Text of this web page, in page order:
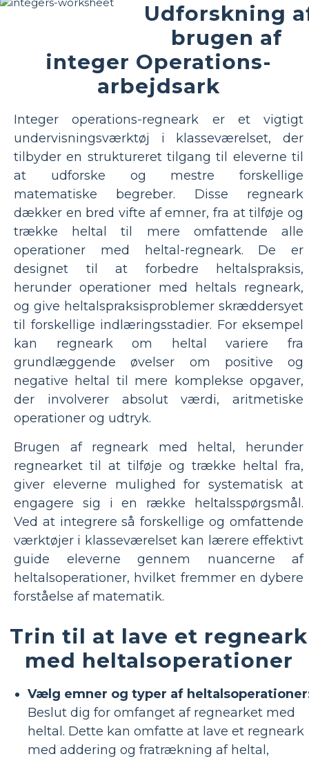
Udforskning
brugen af ​​
integer Operations-
arbejdsark
Integer operations-regneark er et vigtigt
undervisningsværktøj i klasseværelset, der
tilbyder en struktureret tilgang til eleverne til
at udforske og mestre forskellige
matematiske begreber. Disse regneark
dækker en bred vifte af emner, fra at tilføje og
trække heltal til mere omfattende alle
operationer med heltal-regneark. De er
designet til at forbedre heltalspraksis,
herunder operationer med heltals regneark,
og give heltalspraksisproblemer skræddersyet
til forskellige indlæringsstadier. For eksempel
kan regneark om heltal variere fra
grundlæggende øvelser om positive og
negative heltal til mere komplekse opgaver,
der involverer absolut værdi, aritmetiske
operationer og udtryk.
Brugen af ​​regneark med heltal, herunder
regnearket til at tilføje og trække heltal fra,
giver eleverne mulighed for systematisk at
engagere sig i en række heltalsspørgsmål.
Ved at integrere så forskellige og omfattende
værktøjer i klasseværelset kan lærere effektivt
guide eleverne gennem nuancerne af
heltalsoperationer, hvilket fremmer en dybere
forståelse af matematik.
Trin til at lave et regneark
med heltalsoperationer
Vælg emner og typer af
Beslut dig for omfanget af regnearket med
heltal. Dette kan omfatte at lave et regneark
med addering og fratrækning af heltal,